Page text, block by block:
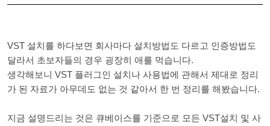
VST 설치를 하다보면 회사마다 설치방법도 다르고 인증방법도
달라서 초보자들의 경우 굉장히 애를 먹습니다.
생각해보니 VST 플러그인 설치나 사용법에 관해서 제대로 정리
가 된 자료가 아무데도 없는 것 같아서 한 번 정리를 해봤습니다.
지금 설명드리는 것은 큐베이스를 기준으로 모든 VST설치 및 사